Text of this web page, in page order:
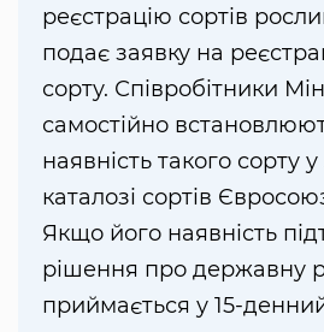
реєстрацію сортів
подає заявку на
сорту. Співробітники
самостійно
наявність такого сорту
каталозі сортів
Якщо його наявність
рішення про державну
приймається у 15-